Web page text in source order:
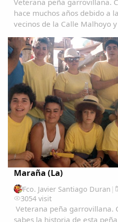
hace muchos años debido a
vecinos de la Calle Malhoyo
detrás de las talanqueras. Es
Maraña (La)
Fco. Javier Santiago Duran |
3054 visit
Veterana peña garrovillana.
sabes la historia de esta
Compartir